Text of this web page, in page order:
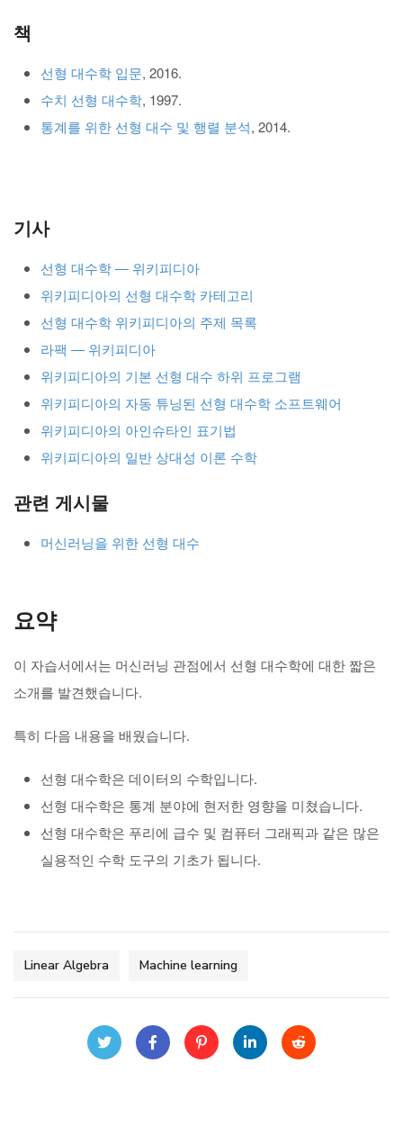
책
선형 대수학 입문, 2016.
수치 선형 대수학, 1997.
통계를 위한 선형 대수 및 행렬 분석, 2014.
기사
선형 대수학 ― 위키피디아
위키피디아의 선형 대수학 카테고리
선형 대수학 위키피디아의 주제 목록
라팩 ― 위키피디아
위키피디아의 기본 선형 대수 하위 프로그램
위키피디아의 자동 튜닝된 선형 대수학 소프트웨어
위키피디아의 아인슈타인 표기법
위키피디아의 일반 상대성 이론 수학
관련 게시물
머신러닝을 위한 선형 대수
요약
이 자습서에서는 머신러닝 관점에서 선형 대수학에 대한 짧은
소개를 발견했습니다.
특히 다음 내용을 배웠습니다.
선형 대수학은 데이터의 수학입니다.
선형 대수학은 통계 분야에 현저한 영향을 미쳤습니다.
선형 대수학은 푸리에 급수 및 컴퓨터 그래픽과 같은 많은
실용적인 수학 도구의 기초가 됩니다.
Linear Algebra Machine learning